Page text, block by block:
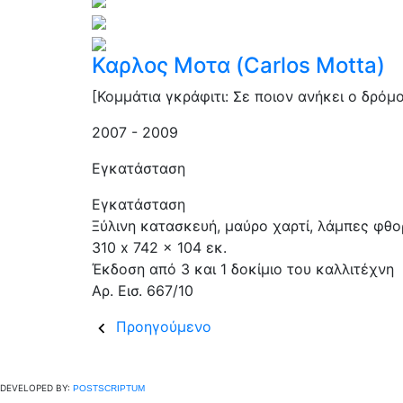
Καρλος Μοτα (Carlos Motta)
[Κομμάτια γκράφιτι: Σε ποιον ανήκει ο
2007 - 2009
Εγκατάσταση
Εγκατάσταση
Ξύλινη κατασκευή, μαύρο χαρτί, λάμπες
310 x 742 x 104 εκ.
Έκδοση από 3 και 1 δοκίμιο του καλλιτέχνη
Aρ. Εισ. 667/10
Προηγούμενο
DEVELOPED BY: POSTSCRIPTUM